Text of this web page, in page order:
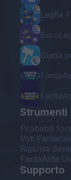
Leghe
Guida
Strumenti
Probabili
Voti
Rigoristi
FantaAsta
Supporto